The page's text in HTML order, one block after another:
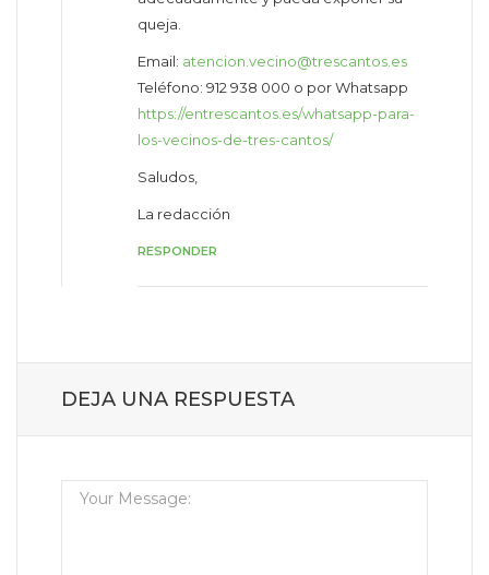
queja.
Email: atencion.vecino@trescantos.es
Teléfono: 912 938 000 o por Whatsapp
https://entrescantos.es/whatsapp-para-
los-vecinos-de-tres-cantos/
Saludos,
La redacción
RESPONDER
DEJA UNA RESPUESTA